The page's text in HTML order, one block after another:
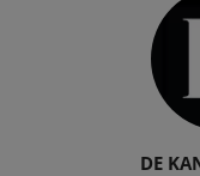
DE